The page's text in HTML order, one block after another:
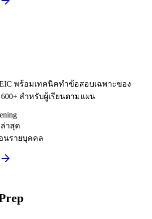
พร้อมเทคนิคทำข้อสอบเฉพาะของ
สำหรับผู้เรียนตามแผน
าสุด
นรายบุคคล